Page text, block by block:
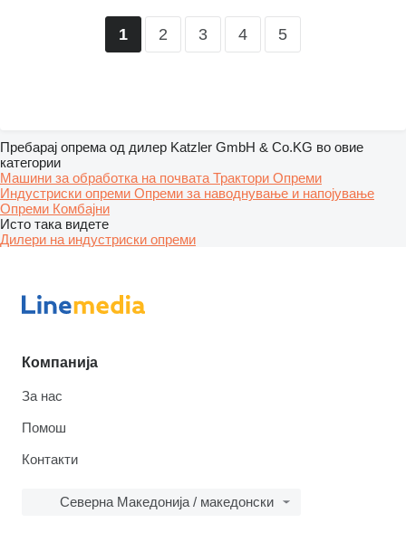
1 2 3 4 5
Пребарај опрема од дилер Katzler GmbH & Co.KG во овие
категории
Машини за обработка на почвата Трактори Опреми
Индустриски опреми Опреми за наводнување и напојување
Опреми Комбајни
Исто така видете
Дилери на индустриски опреми
Компанија
За нас
Помош
Контакти
Северна Македонија / македонски